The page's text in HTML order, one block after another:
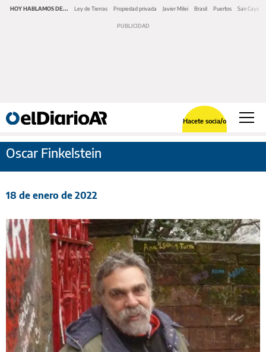
HOY HABLAMOS DE... Ley de Tierras Propiedad privada Javier Milei Brasil Puertos San
Hacete socia/o
Oscar Finkelstein
18 de enero de 2022